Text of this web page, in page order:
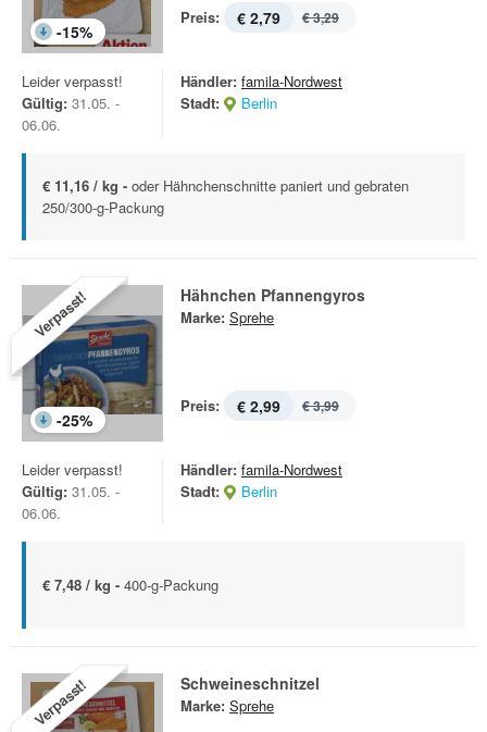
-15%
Preis: € 2,79 € 3,29
Leider verpasst!
Gültig: 31.05. -
06.06.
Händler: famila-Nordwest
Stadt:
Berlin
€ 11,16 / kg - oder Hähnchenschnitte paniert und gebraten
250/300-g-Packung
Verpasst!
-25%
Hähnchen Pfannengyros
Marke: Sprehe
Preis: € 2,99 € 3,99
Leider verpasst!
Gültig: 31.05. -
06.06.
Händler: famila-Nordwest
Stadt:
Berlin
€ 7,48 / kg - 400-g-Packung
Verpasst! Schweineschnitzel
Marke: Sprehe